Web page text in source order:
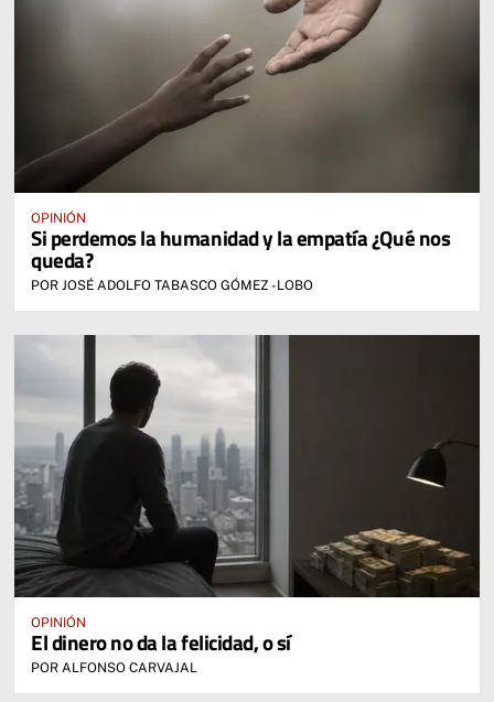
OPINIÓN
Si perdemos la humanidad y la empatía ¿Qué nos
queda?
POR JOSÉ ADOLFO TABASCO GÓMEZ -LOBO
OPINIÓN
El dinero no da la felicidad, o sí
POR ALFONSO CARVAJAL